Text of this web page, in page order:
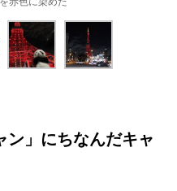
ン」にちなんだキャ